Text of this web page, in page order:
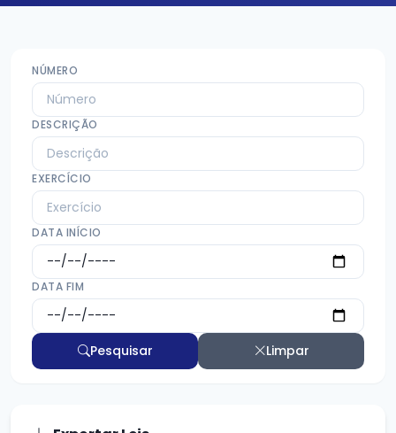
NÚMERO
DESCRIÇÃO
EXERCÍCIO
DATA INÍCIO
DATA FIM
Pesquisar Limpar